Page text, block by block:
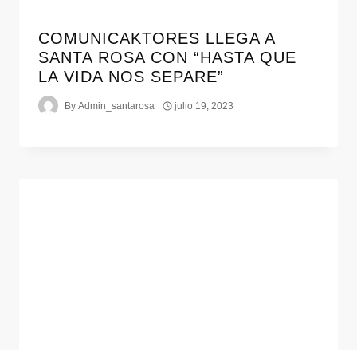
COMUNICAKTORES LLEGA A
SANTA ROSA CON “HASTA QUE
LA VIDA NOS SEPARE”
By Admin_santarosa julio 19, 2023